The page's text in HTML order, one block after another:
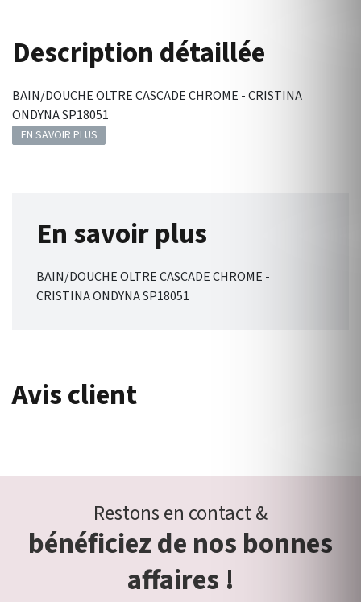
Description détaillée
BAIN/DOUCHE OLTRE CASCADE CHROME - CRISTINA
ONDYNA SP18051
EN SAVOIR PLUS
En savoir plus
BAIN/DOUCHE OLTRE CASCADE CHROME -
CRISTINA ONDYNA SP18051
Avis client
Restons en contact &
bénéficiez de nos bonnes
affaires !